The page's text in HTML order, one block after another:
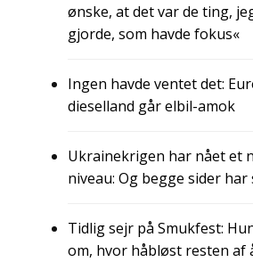
ønske, at det var de ting,
gjorde, som havde fokus«
Ingen havde ventet det:
dieselland går elbil-amok
Ukrainekrigen har nået et
niveau: Og begge sider har
Tidlig sejr på Smukfest:
om, hvor håbløst resten af